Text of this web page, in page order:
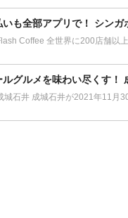
いも全部アプリで！ シン
Coffee 全世界に200店舗以
ルグルメを味わい尽くす！
城石井 成城石井が2021年11月